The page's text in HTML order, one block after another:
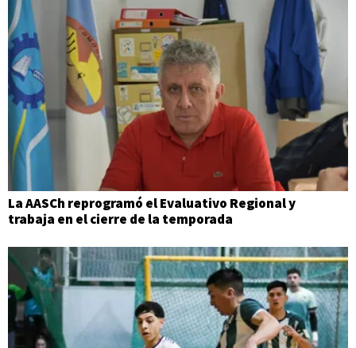
La AASCh reprogramó el Evaluativo Regional y
trabaja en el cierre de la temporada